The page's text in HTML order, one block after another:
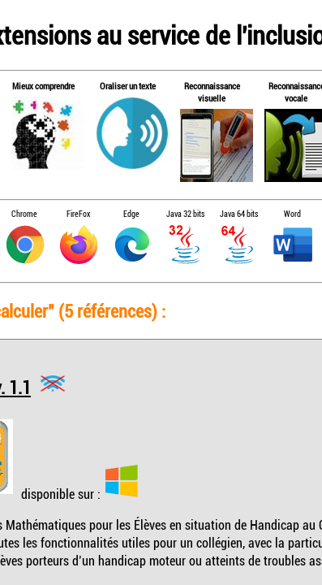
au service de
Mieux comprendre Oraliser un texte
Reconnaissance
visuelle
vocale
Chrome FireFox Edge Java 32 bits Java 64 bits Word
(5 références) :
1.1
disponible sur :
Mathématiques pour les Élèves en situation de Handicap
les fonctionnalités utiles pour un collégien, avec la
porteurs d’un handicap moteur ou atteints de troubles